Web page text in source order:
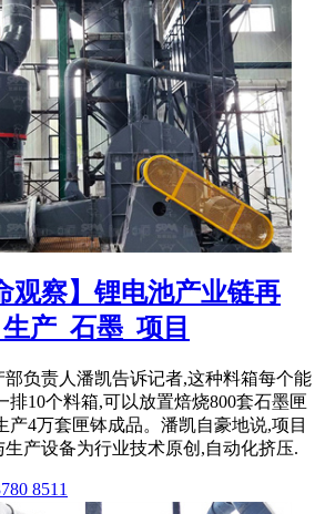
观察】锂电池产业链再
产_石墨_项目
负责人潘凯告诉记者,这种料箱每个能
排10个料箱,可以放置焙烧800套石墨匣
产4万套匣钵成品。潘凯自豪地说,项目
产设备为行业技术原创,自动化挤压.
8511